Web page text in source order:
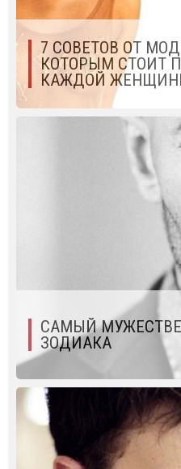
7 СОВЕТОВ ОТ
КОТОРЫМ СТОИТ
КАЖДОЙ
САМЫЙ
ЗОДИАКА